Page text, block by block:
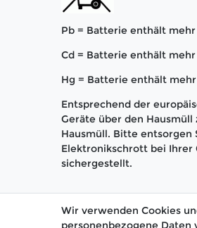
Pb = Batterie enthält
Cd = Batterie enthält
Hg = Batterie enthält
Entsprechend der
Geräte über den
Hausmüll. Bitte entsorgen
Elektronikschrott bei Ihrer
sichergestellt.
Wir verwenden Cookies
personenbezogene Daten